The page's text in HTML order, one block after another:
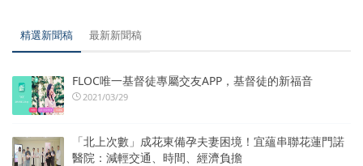
精選新聞稿 最新新聞稿
FLOC唯一基督徒專屬交友APP，基督徒的新福音
2021/03/29
「北上次數」成花東備孕夫妻困境！宜蘊串聯花蓮門諾
醫院：減輕交通、時間、經濟負擔